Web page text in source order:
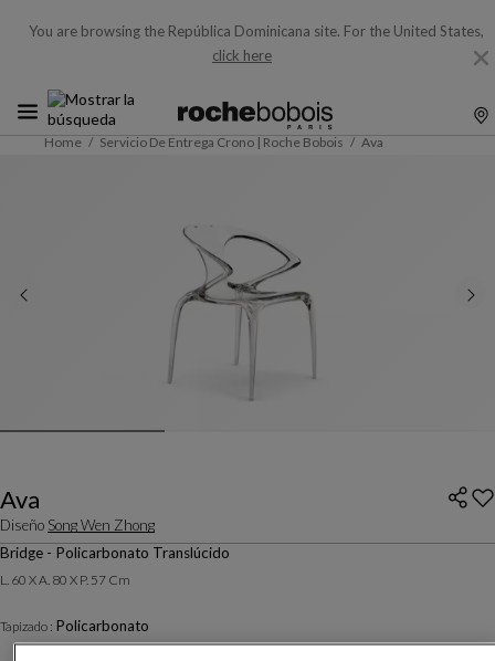
You are browsing the República Dominicana site. For the United States,
click here
Home Servicio De Entrega Crono | Roche Bobois Ava
Ava
Diseño Song Wen Zhong
Bridge - Policarbonato Translúcido
L. 60 X A. 80 X P. 57 Cm
Tapizado : Policarbonato